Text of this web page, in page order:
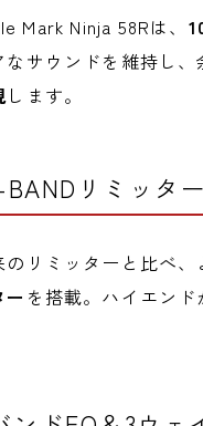
Mark Ninja 58Rは、
なサウンドを維持し
します。
リミッタ
のリミッターと比べ
ー を搭載。ハイエン